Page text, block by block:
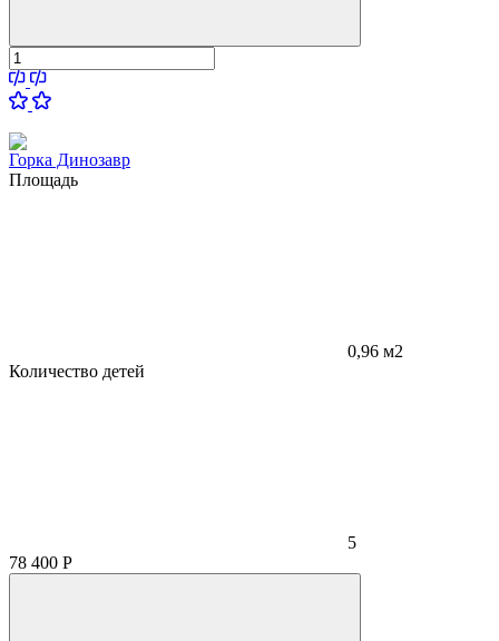
Горка Динозавр
Площадь
0,96 м2
Количество детей
5
78 400 Р